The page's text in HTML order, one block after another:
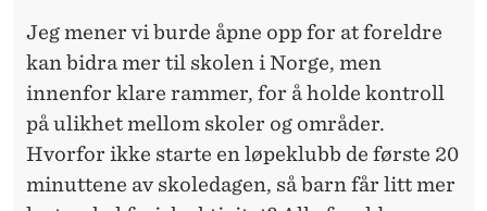
Jeg mener vi burde åpne opp for at foreldre
kan bidra mer til skolen i Norge, men
innenfor klare rammer, for å holde kontroll
på ulikhet mellom skoler og områder.
Hvorfor ikke starte en løpeklubb de første 20
minuttene av skoledagen, så barn får litt mer